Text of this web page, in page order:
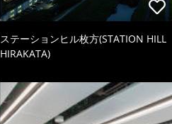
ステーションヒル枚方(STATION HILL
HIRAKATA)